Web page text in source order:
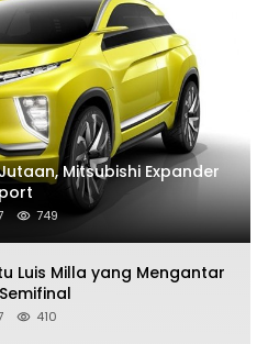
Mitsubishi Expander
749
Luis Milla yang Mengantar
410